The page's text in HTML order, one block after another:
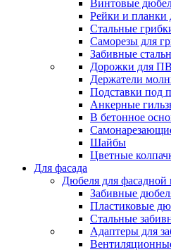
Винтовые
Рейки и планки
Стальные
Саморезы для
Забивные
Дорожки для
Держатели
Подставки под
Анкерные
В бетонное
Шайбы
Цветные
Для фасада
Дюбеля для фасадной
Забивные
Пластиковые
Стальные
Адаптеры для